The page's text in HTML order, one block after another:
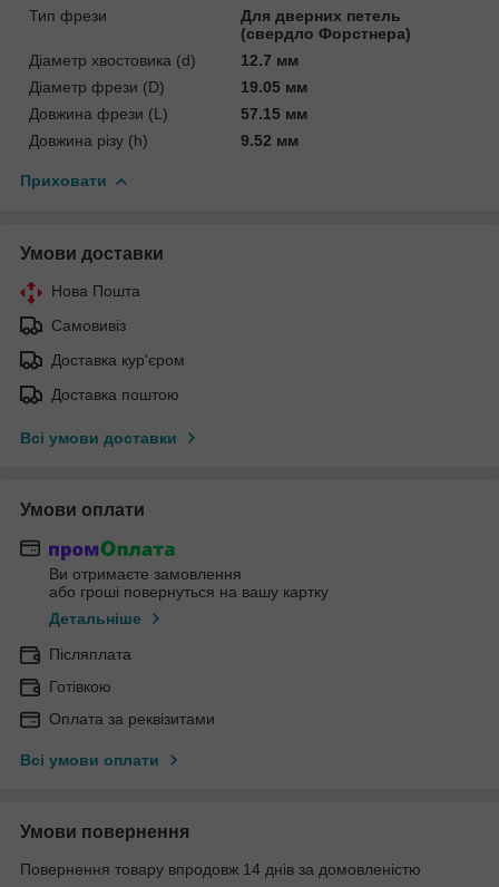
Тип фрези
Для дверних петель
(свердло Форстнера)
Діаметр хвостовика (d)
12.7 мм
Діаметр фрези (D)
19.05 мм
Довжина фрези (L)
57.15 мм
Довжина різу (h)
9.52 мм
Приховати
Умови доставки
Нова Пошта
Самовивіз
Доставка кур'єром
Доставка поштою
Всі умови доставки
Умови оплати
Ви отримаєте замовлення
або гроші повернуться на вашу картку
Детальніше
Післяплата
Готівкою
Оплата за реквізитами
Всі умови оплати
Умови повернення
Повернення товару впродовж 14 днів за домовленістю